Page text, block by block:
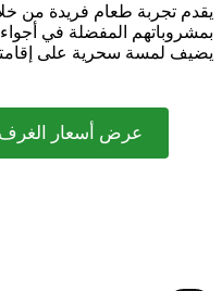
يقدم تجربة طعام فريدة من
بمشروباتهم المفضلة في
يضيف لمسة سحرية على
عرض أسعار